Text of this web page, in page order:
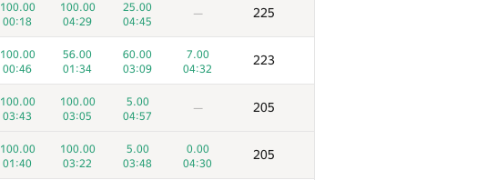
100.00
00:18
100.00
04:29
25.00
04:45
— 225
100.00
00:46
56.00
01:34
60.00
03:09
7.00
04:32
223
100.00
03:43
100.00
03:05
5.00
04:57
— 205
100.00
01:40
100.00
03:22
5.00
03:48
0.00
04:30
205